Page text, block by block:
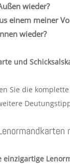
wieder?
einem meiner
wieder?
und
Sie die
einzigartige